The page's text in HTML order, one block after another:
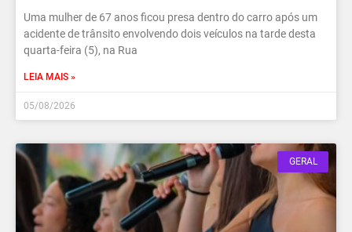
Uma mulher de 67 anos ficou presa dentro do carro após um
acidente de trânsito envolvendo dois veículos na tarde desta
quarta-feira (5), na Rua
LEIA MAIS »
05/08/2026
GERAL